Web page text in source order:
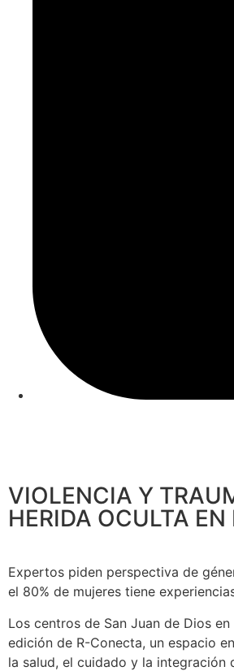
VIOLENCIA Y
HERIDA OCULTA
Expertos piden perspectiva de
el 80% de mujeres tiene
Los centros de San Juan de Dios
edición de R-Conecta, un espacio
la salud, el cuidado y la integración